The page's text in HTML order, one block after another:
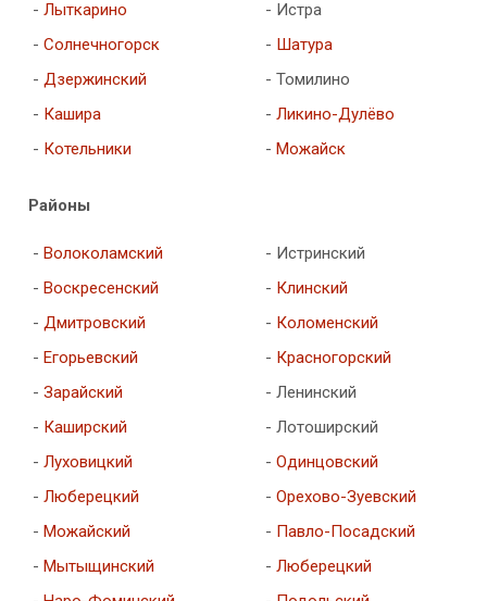
- Лыткарино
- Солнечногорск
- Дзержинский
- Кашира
- Котельники
- Истра
- Шатура
- Томилино
- Ликино-Дулёво
- Можайск
Районы
- Волоколамский
- Воскресенский
- Дмитровский
- Егорьевский
- Зарайский
- Каширский
- Истринский
- Клинский
- Коломенский
- Красногорский
- Ленинский
- Лотоширский
- Луховицкий
- Люберецкий
- Можайский
- Мытыщинский
- Одинцовский
- Орехово-Зуевский
- Павло-Посадский
- Люберецкий